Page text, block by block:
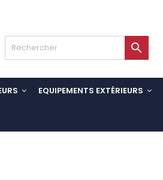

EQUIPEMENTS EXTÉRIEURS